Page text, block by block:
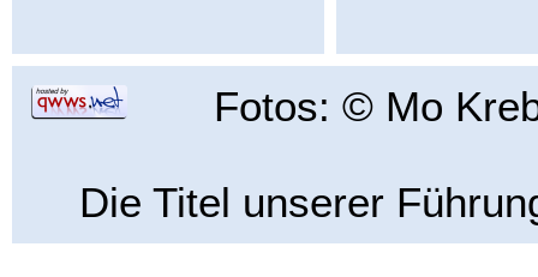
Fotos: © Mo
Die Titel unserer